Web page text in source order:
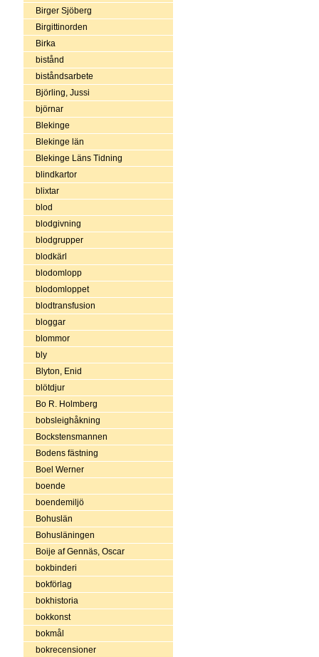
Birger Sjöberg
Birgittinorden
Birka
bistånd
biståndsarbete
Björling, Jussi
björnar
Blekinge
Blekinge län
Blekinge Läns Tidning
blindkartor
blixtar
blod
blodgivning
blodgrupper
blodkärl
blodomlopp
blodomloppet
blodtransfusion
bloggar
blommor
bly
Blyton, Enid
blötdjur
Bo R. Holmberg
bobsleighåkning
Bockstensmannen
Bodens fästning
Boel Werner
boende
boendemiljö
Bohuslän
Bohusläningen
Boije af Gennäs, Oscar
bokbinderi
bokförlag
bokhistoria
bokkonst
bokmål
bokrecensioner